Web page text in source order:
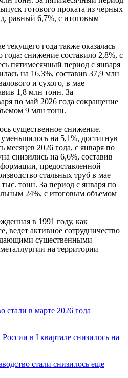
готового проката из черных
равный 6,7%, с итоговым
года также оказалась
снижение составило 2,8%, с
пятимесячный период с января
на 16,3%, составив 37,9 млн
и сухого, в мае
1,8 млн тонн. За
по май 2026 года сокращение
9 млн тонн.
существенное снижение.
на 5,1%, достигнув
месяцев 2026 года, с января по
снизились на 6,6%, составив
предоставленной
стальных труб в мае
тонн. За период с января по
24%, с итоговым объемом
в 1991 году, как
ведет активное сотрудничество
существенными
на территории
стали в марте 2026 года
в I квартале снизилось на
стали снизилось еще